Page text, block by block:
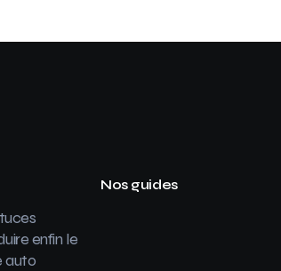
enfin le
auto
Nos guides